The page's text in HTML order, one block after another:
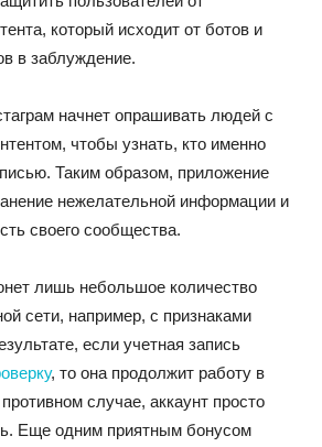
который исходит от ботов и
в заблуждение.
начнет опрашивать людей с
чтобы узнать, кто именно
Таким образом, приложение
нежелательной информации и
своего сообщества.
лишь небольшое количество
сети, например, с признаками
если учетная запись
, то она продолжит работу в
случае, аккаунт просто
Еще одним приятным бонусом